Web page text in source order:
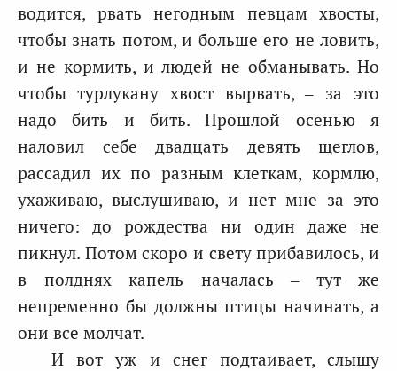
водится, рвать негодным певцам хвосты,
чтобы знать потом, и больше его не ловить,
и не кормить, и людей не обманывать. Но
чтобы турлукану хвост вырвать, – за это
надо бить и бить. Прошлой осенью я
наловил себе двадцать девять щеглов,
рассадил их по разным клеткам, кормлю,
ухаживаю, выслушиваю, и нет мне за это
ничего: до рождества ни один даже не
пикнул. Потом скоро и свету прибавилось, и
в полднях капель началась – тут же
непременно бы должны птицы начинать, а
они все молчат.
И вот уж и снег подтаивает, слышу